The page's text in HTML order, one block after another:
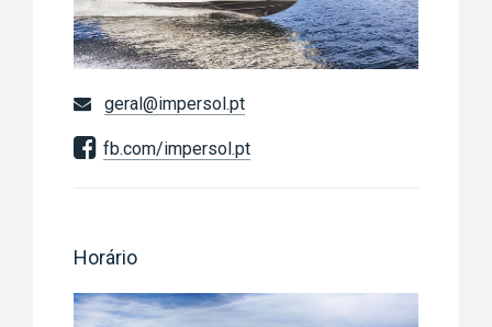
geral@impersol.pt
fb.com/impersol.pt
Horário